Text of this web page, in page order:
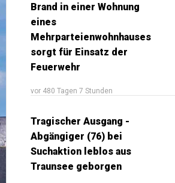
Brand in einer Wohnung
eines
Mehrparteienwohnhauses
sorgt für Einsatz der
Feuerwehr
vor 480 Tagen 7 Stunden
Tragischer Ausgang -
Abgängiger (76) bei
Suchaktion leblos aus
Traunsee geborgen